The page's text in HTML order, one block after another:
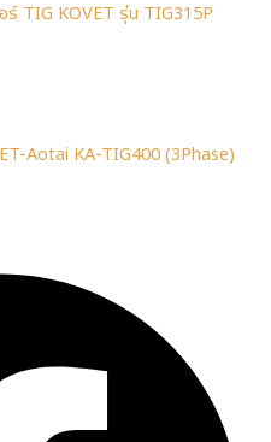
ร์ TIG KOVET รุ่น TIG315P
Aotai KA-TIG400 (3Phase)